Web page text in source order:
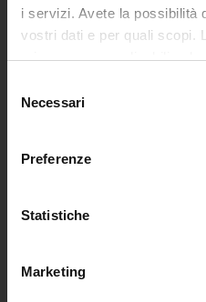
i servizi. Avete la possibilità
vostri dati e per quali scopi.
privacy sono applicabili solo
modificare o revocare il
momento dalla
raccogliere
geografica, con
Identificare il tuo
delNecessari
Preferenze
Statistiche
Marketing
Degree
Advanced
Research
Qualifying educational
Mondo Scuola post
Guide for the